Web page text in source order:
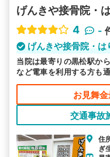
げんきや接骨院・
4
-
げんきや接骨院・は
当院は最寄りの黒松駅か
など電車を利用する方も
お見舞
交通事故
住
ぎ